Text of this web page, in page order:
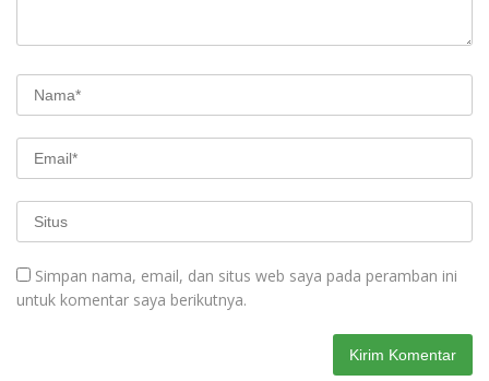
Simpan nama, email, dan situs web saya pada peramban ini
untuk komentar saya berikutnya.